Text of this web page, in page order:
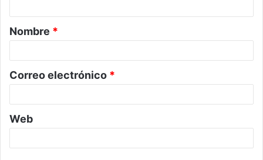
a
r
o
*
Nombre *
Correo electrónico *
Web